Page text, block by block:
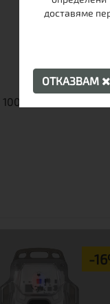
mAh
-
доставяме
ОТКАЗВАМ